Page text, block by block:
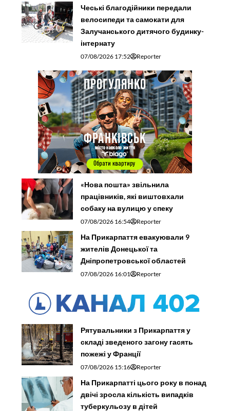
Чеські благодійники передали
велосипеди та самокати для
Залучанського дитячого будинку-
інтернату
07/08/2026 17:52 Reporter
«Нова пошта» звільнила
працівників, які виштовхали
собаку на вулицю у спеку
07/08/2026 16:54 Reporter
На Прикарпаття евакуювали 9
жителів Донецької та
Дніпропетровської областей
07/08/2026 16:01 Reporter
Рятувальники з Прикарпаття у
складі зведеного загону гасять
пожежі у Франції
07/08/2026 15:16 Reporter
На Прикарпатті цього року в понад
двічі зросла кількість випадків
туберкульозу в дітей